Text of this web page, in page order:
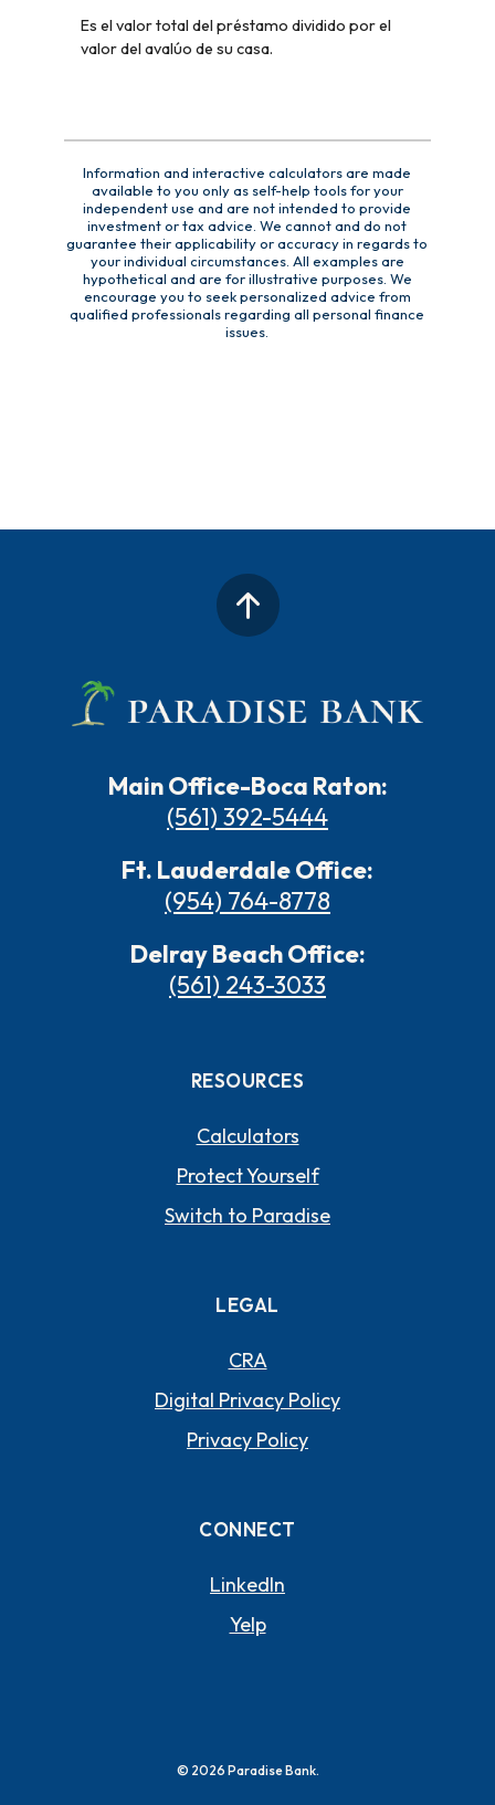
Es el valor total del préstamo dividido por el
valor del avalúo de su casa.
Information and interactive calculators are made
available to you only as self-help tools for your
independent use and are not intended to provide
investment or tax advice. We cannot and do not
guarantee their applicability or accuracy in regards to
your individual circumstances. All examples are
hypothetical and are for illustrative purposes. We
encourage you to seek personalized advice from
qualified professionals regarding all personal finance
issues.
Main Office-Boca Raton:
(561) 392-5444
Ft. Lauderdale Office:
(954) 764-8778
Delray Beach Office:
(561) 243-3033
RESOURCES
Calculators
Protect Yourself
Switch to Paradise
LEGAL
CRA
Digital Privacy Policy
Privacy Policy
CONNECT
LinkedIn
Yelp(OPENS IN A NEW
© 2026 Paradise Bank.